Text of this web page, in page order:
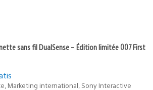
sans fil DualSense – Édition limitée 007 First
Marketing international, Sony Interactive